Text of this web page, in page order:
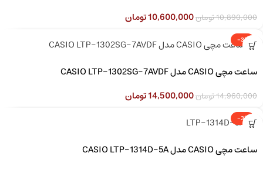
10,890,000تومان10,600,000تومان
-3%
ساعت مچی CASIO مدل CASIO LTP-1302SG-7AVDF
14,960,000تومان14,500,000تومان
-3%
ساعت مچی CASIO مدل CASIO LTP-1314D-5A